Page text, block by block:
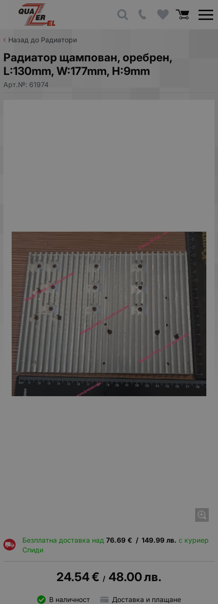
Назад до Радиатори
Радиатор щампован, оребрен,
L:130mm, W:177mm, H:9mm
Арт.№: 61974
Безплатна доставка над 76.69 € / 149.99 лв. с куриер
Спиди
24.54€ / 48.00лв.
В наличност Доставка и плащане